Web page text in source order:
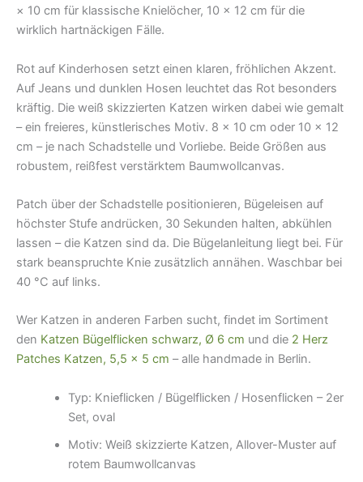
× 10 cm für klassische Knielöcher, 10 × 12 cm für die
wirklich hartnäckigen Fälle.
Rot auf Kinderhosen setzt einen klaren, fröhlichen Akzent.
Auf Jeans und dunklen Hosen leuchtet das Rot besonders
kräftig. Die weiß skizzierten Katzen wirken dabei wie gemalt
– ein freieres, künstlerisches Motiv. 8 × 10 cm oder 10 × 12
cm – je nach Schadstelle und Vorliebe. Beide Größen aus
robustem, reißfest verstärktem Baumwollcanvas.
Patch über der Schadstelle positionieren, Bügeleisen auf
höchster Stufe andrücken, 30 Sekunden halten, abkühlen
lassen – die Katzen sind da. Die Bügelanleitung liegt bei. Für
stark beanspruchte Knie zusätzlich annähen. Waschbar bei
40 °C auf links.
Wer Katzen in anderen Farben sucht, findet im Sortiment
den Katzen Bügelflicken schwarz, Ø 6 cm und die 2 Herz
Patches Katzen, 5,5 × 5 cm – alle handmade in Berlin.
Typ: Knieflicken / Bügelflicken / Hosenflicken – 2er
Set, oval
Motiv: Weiß skizzierte Katzen, Allover-Muster auf
rotem Baumwollcanvas